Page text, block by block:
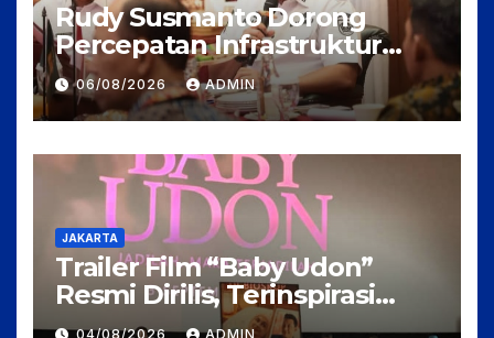
Rudy Susmanto Dorong
Percepatan Infrastruktur
untuk Menarik Investasi ke
Kabupaten Bogor
06/08/2026 ADMIN
JAKARTA
Trailer Film “Baby Udon”
Resmi Dirilis, Terinspirasi
Kisah Nyata Perjuangan
04/08/2026 ADMIN